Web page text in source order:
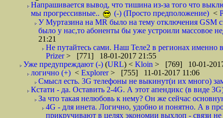
Напрашивается вывод, что тишина из-за того что
мы прогрессивные..
(-) (Просто предположение) <
У Муртазина на MR было на тему отключения GSM
было у нас,то абоненты бы уже устроили массовое
21:21
Не путайтесь сами. Наш Теле2 в регионах именно
Prizer> [771] 18-01-2017 21:55
Уже предупреждают (-) (URL) < Kloin > [769] 10-01-
логично (+) < Explorer> [755] 11-01-2017 11:06
Смысл есть. 3G телефоны не выкинут(и их много)
Кстати - да. Оставить 2-4G. А этот апендикс (в виде
За что такая нелюбовь к нему? Он же сейчас
4G - для инета. Логично, удобно и понятно. А в
прикручивают в целях экономии выхлоп - связи